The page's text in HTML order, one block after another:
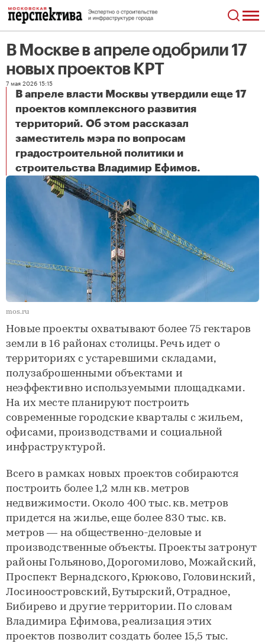
В Москве в апреле одобрили 17
новых проектов КРТ
7 мая 2026 15:15
В апреле власти Москвы утвердили еще 17
проектов комплексного развития
территорий. Об этом рассказал
заместитель мэра по вопросам
градостроительной политики и
строительства Владимир Ефимов.
В Москве в апреле одобрили 17 новых проектов КРТ
mos.ru
Новые проекты охватывают более 75 гектаров
земли в 16 районах столицы. Речь идет о
территориях с устаревшими складами,
полузаброшенными объектами и
неэффективно используемыми площадками.
На их месте планируют построить
современные городские кварталы с жильем,
офисами, производствами и социальной
инфраструктурой.
Всего в рамках новых проектов собираются
построить более 1,2 млн кв. метров
недвижимости. Около 400 тыс. кв. метров
придется на жилье, еще более 830 тыс. кв.
метров — на общественно-деловые и
производственные объекты. Проекты затронут
районы Гольяново, Дорогомилово, Можайский,
Проспект Вернадского, Крюково, Головинский,
Лосиноостровский, Бутырский, Отрадное,
Бибирево и другие территории. По словам
Владимира Ефимова, реализация этих
проектов позволит создать более 15,5 тыс.